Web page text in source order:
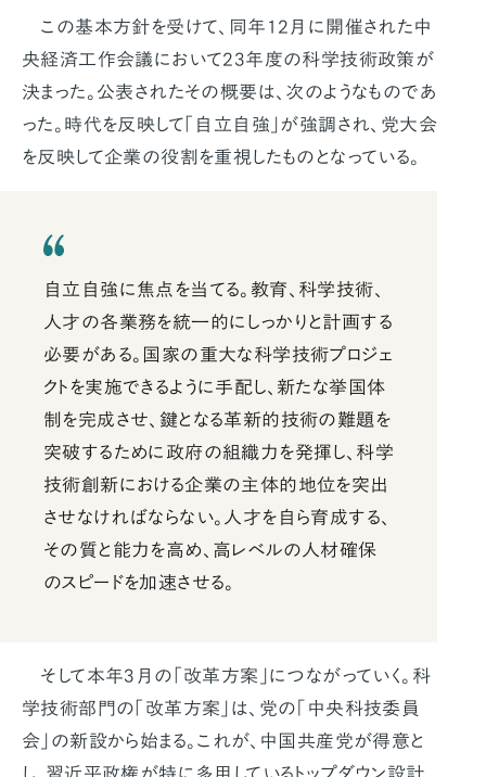
この基本方針を受けて、同年12月に開催された中
央経済工作会議において23年度の科学技術政策が
決まった。公表されたその概要は、次のようなものであ
った。時代を反映して「自立自強」が強調され、党大会
を反映して企業の役割を重視したものとなっている。
自立自強に焦点を当てる。教育、科学技術、
人才の各業務を統一的にしっかりと計画する
必要がある。国家の重大な科学技術プロジェ
クトを実施できるように手配し、新たな挙国体
制を完成させ、鍵となる革新的技術の難題を
突破するために政府の組織力を発揮し、科学
技術創新における企業の主体的地位を突出
させなければならない。人才を自ら育成する、
その質と能力を高め、高レベルの人材確保
のスピードを加速させる。
そして本年3月の「改革方案」につながっていく。科
学技術部門の「改革方案」は、党の｢中央科技委員
会｣の新設から始まる。これが、中国共産党が得意と